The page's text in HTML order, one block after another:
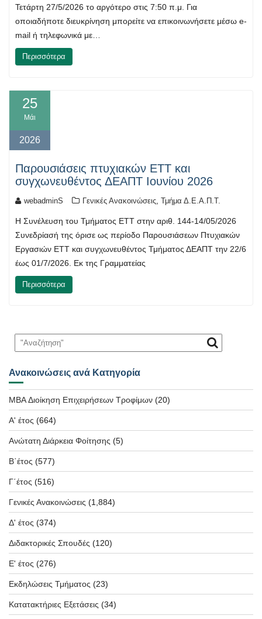
Τετάρτη 27/5/2026 το αργότερο στις 7:50 π.μ. Για
οποιαδήποτε διευκρίνηση μπορείτε να επικοινωνήσετε μέσω e-
mail ή τηλεφωνικά με…
Περισσότερα
25
Μάι
2026
Παρουσιάσεις πτυχιακών ΕΤΤ και
συγχωνευθέντος ΔΕΑΠΤ Ιουνίου 2026
webadminS Γενικές Ανακοινώσεις Τμήμα Δ.Ε.Α.Π.Τ.
Η Συνέλευση του Τμήματος ΕΤΤ στην αριθ. 144-14/05/2026
Συνεδρίασή της όρισε ως περίοδο Παρουσιάσεων Πτυχιακών
Εργασιών ΕΤΤ και συγχωνευθέντος Τμήματος ΔΕΑΠΤ την 22/6
έως 01/7/2026. Εκ της Γραμματείας
Περισσότερα
Ανακοινώσεις ανά Κατηγορία
MBA Διοίκηση Επιχειρήσεων Τροφίμων (20)
Α' έτος (664)
Ανώτατη Διάρκεια Φοίτησης (5)
Β΄έτος (577)
Γ΄έτος (516)
Γενικές Ανακοινώσεις (1,884)
Δ' έτος (374)
Διδακτορικές Σπουδές (120)
Ε' έτος (276)
Εκδηλώσεις Τμήματος (23)
Κατατακτήριες Εξετάσεις (34)